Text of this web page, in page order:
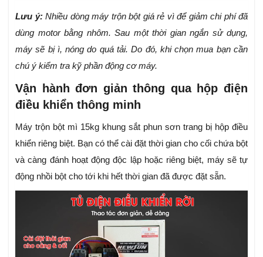
Lưu ý: Nhiều dòng máy trộn bột giá rẻ vì để giảm chi phí đã
dùng motor bằng nhôm. Sau một thời gian ngắn sử dụng,
máy sẽ bị ì, nóng do quá tải. Do đó, khi chọn mua bạn cần
chú ý kiểm tra kỹ phần động cơ máy.
Vận hành đơn giản thông qua hộp điện
điều khiển thông minh
Máy trộn bột mì 15kg khung sắt phun sơn trang bị hộp điều
khiển riêng biệt. Bạn có thể cài đặt thời gian cho cối chứa bột
và càng đánh hoạt động độc lập hoặc riêng biệt, máy sẽ tự
động nhồi bột cho tới khi hết thời gian đã được đặt sẵn.